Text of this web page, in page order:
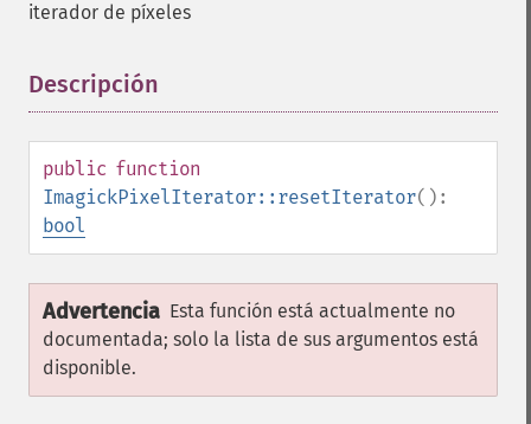
iterador de píxeles
Descripción
public function
ImagickPixelIterator::resetIterator():
bool
Advertencia Esta función está actualmente no
documentada; solo la lista de sus argumentos está
disponible.